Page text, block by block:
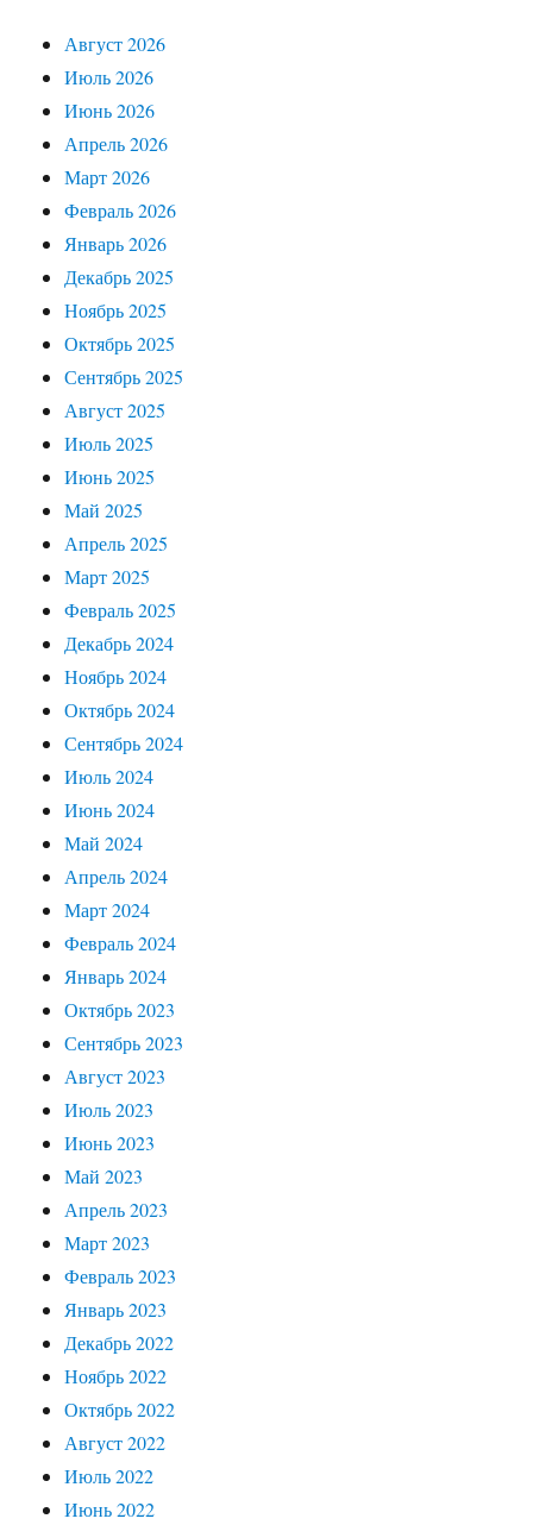
Август 2026
Июль 2026
Июнь 2026
Апрель 2026
Март 2026
Февраль 2026
Январь 2026
Декабрь 2025
Ноябрь 2025
Октябрь 2025
Сентябрь 2025
Август 2025
Июль 2025
Июнь 2025
Май 2025
Апрель 2025
Март 2025
Февраль 2025
Декабрь 2024
Ноябрь 2024
Октябрь 2024
Сентябрь 2024
Июль 2024
Июнь 2024
Май 2024
Апрель 2024
Март 2024
Февраль 2024
Январь 2024
Октябрь 2023
Сентябрь 2023
Август 2023
Июль 2023
Июнь 2023
Май 2023
Апрель 2023
Март 2023
Февраль 2023
Январь 2023
Декабрь 2022
Ноябрь 2022
Октябрь 2022
Август 2022
Июль 2022
Июнь 2022